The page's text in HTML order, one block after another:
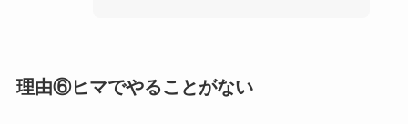
理由⑥ヒマでやることがない